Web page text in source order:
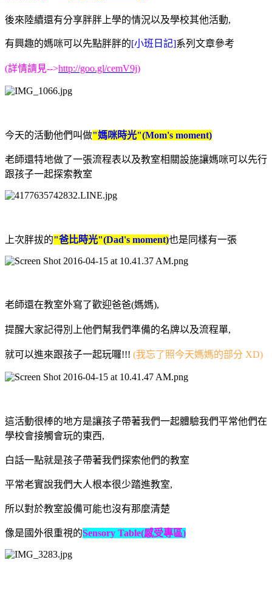
後來陸續還有分享胖胖上學的情況以及學校其他活動,
有興趣的媽咪可以先點胖胖的[小班日記]系列文章參考
(詳情請見-->http://goo.gl/cemV9j)
今天的活動他們叫做"媽咪時光"(Mom's moment)
老師還特地做了一張流程表以及教室相關設施讓媽咪可以先行
跟孩子一起探索教室
上次胖拔的"爸比時光"(Dad's moment)也是同樣有一張
老師還在教室外寫了歡迎爸爸(媽媽),
提醒大家記得別上他們幫我們準備的名牌以及流程單,
就可以進來跟孩子一起玩囉!!! (我忘了照今天媽媽的部分 XD)
這活動很棒的地方是讓孩子帶著我們一起體驗我們平常他們在
學校會接觸會玩的東西,
白話一點就是孩子帶著我們探索他們的教室
平常老實說我們大人根本很少踏進教室,
所以對於教室設備可能也沒有那麼清楚
像是國外很重視的Sensory Table(感受專區)